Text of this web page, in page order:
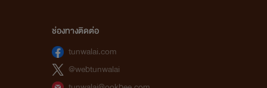
ช่องทางติดต่อ
tunwalai.com
@webtunwalai